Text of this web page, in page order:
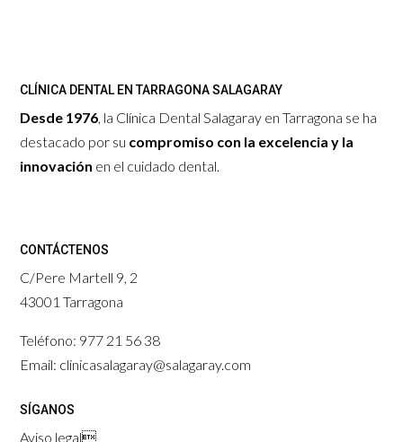
CLÍNICA DENTAL EN TARRAGONA SALAGARAY
Desde 1976, la Clínica Dental Salagaray en Tarragona se ha
destacado por su compromiso con la excelencia y la
innovación en el cuidado dental.
CONTÁCTENOS
C/Pere Martell 9, 2
43001 Tarragona
Teléfono: 977 21 56 38
Email: clinicasalagaray@salagaray.com
SÍGANOS
Aviso legal